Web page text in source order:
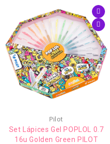
Pilot
Set Lápices Gel POPLOL 0.7
16u Golden Green PILOT